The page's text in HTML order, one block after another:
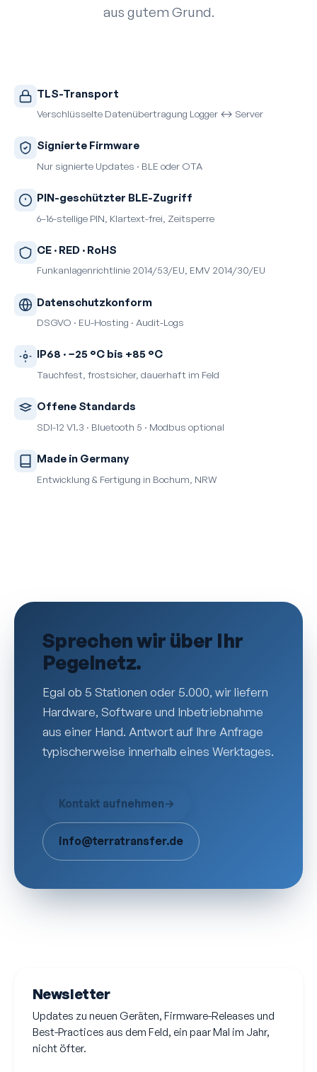
aus gutem Grund.
TLS-Transport
Verschlüsselte Datenübertragung Logger ↔ Server
Signierte Firmware
Nur signierte Updates · BLE oder OTA
PIN-geschützter BLE-Zugriff
6–16-stellige PIN, Klartext-frei, Zeitsperre
CE · RED · RoHS
Funkanlagenrichtlinie 2014/53/EU, EMV 2014/30/EU
Datenschutz­konform
DSGVO · EU-Hosting · Audit-Logs
IP68 · −25 °C bis +85 °C
Tauchfest, frostsicher, dauerhaft im Feld
Offene Standards
SDI-12 V1.3 · Bluetooth 5 · Modbus optional
Made in Germany
Entwicklung & Fertigung in Bochum, NRW
Sprechen wir über Ihr
Pegelnetz.
Egal ob 5 Stationen oder 5.000, wir liefern
Hardware, Software und Inbetriebnahme
aus einer Hand. Antwort auf Ihre Anfrage
typischerweise innerhalb eines Werktages.
Kontakt aufnehmen→
info@terratransfer.de
Newsletter
Updates zu neuen Geräten, Firmware-Releases und
Best-Practices aus dem Feld, ein paar Mal im Jahr,
nicht öfter.